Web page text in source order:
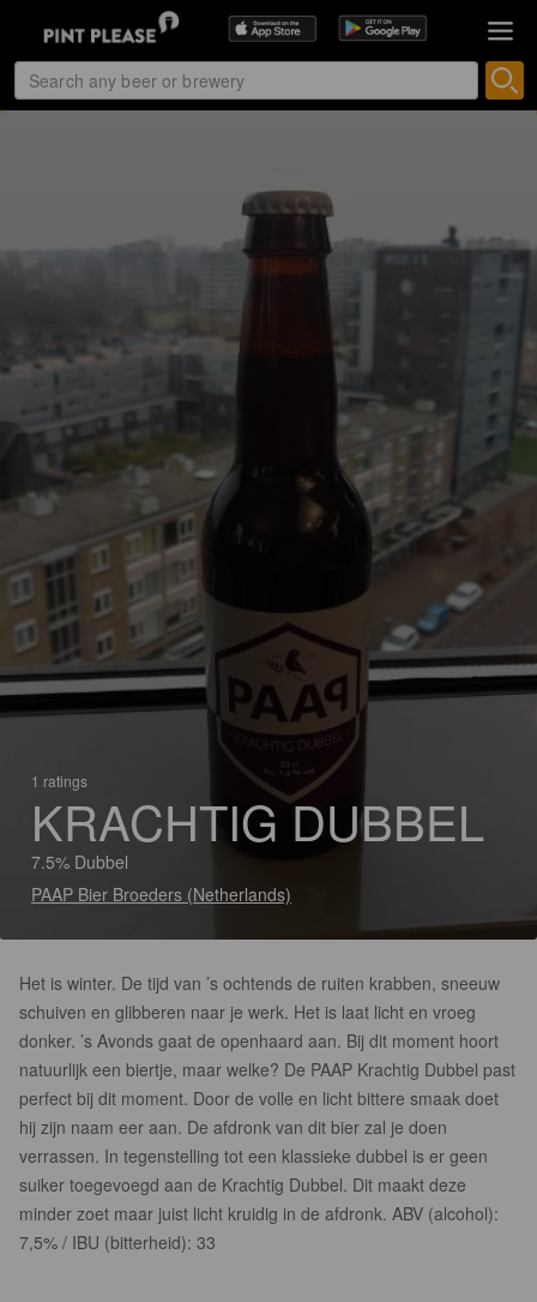
1 ratings
KRACHTIG DUBBEL
7.5% Dubbel
PAAP Bier Broeders (Netherlands)
Het is winter. De tijd van ’s ochtends de ruiten krabben, sneeuw
schuiven en glibberen naar je werk. Het is laat licht en vroeg
donker. ’s Avonds gaat de openhaard aan. Bij dit moment hoort
natuurlijk een biertje, maar welke? De PAAP Krachtig Dubbel past
perfect bij dit moment. Door de volle en licht bittere smaak doet
hij zijn naam eer aan. De afdronk van dit bier zal je doen
verrassen. In tegenstelling tot een klassieke dubbel is er geen
suiker toegevoegd aan de Krachtig Dubbel. Dit maakt deze
minder zoet maar juist licht kruidig in de afdronk. ABV (alcohol):
7,5% / IBU (bitterheid): 33